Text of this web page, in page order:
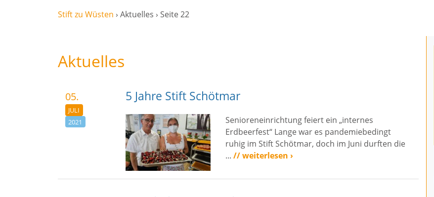
Stift zu Wüsten › Aktuelles › Seite 22
Aktuelles
05.
JULI
2021
5 Jahre Stift Schötmar
Senioreneinrichtung feiert ein „internes
Erdbeerfest“ Lange war es pandemiebedingt
ruhig im Stift Schötmar, doch im Juni durften die
...// weiterlesen ›